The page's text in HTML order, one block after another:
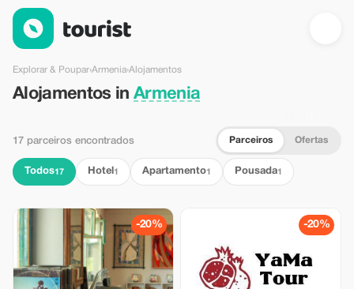
Alojamentos em Armenia — Tourist
Explorar & Poupar›Armenia›Alojamentos
Alojamentos inArmenia
17 parceiros encontrados Parceiros Ofertas
Todos17 Hotel 1 Apartamento1 Pousada1
-20% -20%